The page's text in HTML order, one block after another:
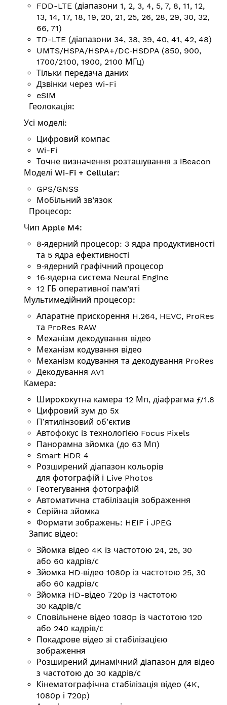
FDD-LTE (діапазони 1, 2, 3, 4, 5, 7, 8, 11, 12,
13, 14, 17, 18, 19, 20, 21, 25, 26, 28, 29, 30, 32,
66, 71)
TD-LTE (діапазони 34, 38, 39, 40, 41, 42, 48)
UMTS/HSPA/HSPA+/DC‑HSDPA (850, 900,
1700/2100, 1900, 2100 МГц)
Тільки передача даних
Дзвінки через Wi-Fi
eSIM
Геолокація:
Усі моделі:
Цифровий компас
Wi-Fi
Точне визначення розта­шу­вання з iBeacon
Моделі Wi-Fi + Cellular:
GPS/GNSS
Мобільний зв’язок
Процесор:
Чип Apple M4:
8‑ядерний процесор: 3 ядра продуктивності
та 5 ядра ефективності
9‑ядерний графічний процесор
16‑ядерна система Neural Engine
12 ГБ оперативної пам’яті
Мульти­медій­ний процесор:
Апаратне прискорення H.264, HEVC, ProRes
та ProRes RAW
Механізм декодування відео
Механізм кодування відео
Механізм кодування та декодування ProRes
Декодування AV1
Камера:
Ширококутна камера 12 Мп, діафрагма ƒ/1.8
Цифровий зум до 5х
П’ятилінзовий об’єктив
Автофокус із технологією Focus Pixels
Панорамна зйомка (до 63 Мп)
Smart HDR 4
Розширений діапазон кольорів
для фотографій і Live Photos
Геотегування фотографій
Автоматична стабілізація зображення
Серійна зйомка
Формати зображень: HEIF і JPEG
Запис відео:
Зйомка відео 4K із частотою 24, 25, 30
або 60 кадрів/с
Зйомка HD‑відео 1080p із частотою 25, 30
або 60 кадрів/с
Зйомка HD-відео 720p із частотою
30 кадрів/с
Сповільнене відео 1080p із частотою 120
або 240 кадрів/с
Покадрове відео зі стабілізацією
зображення
Розширений динамічний діапазон для відео
з частотою до 30 кадрів/с
Кінемато­графічна стабілізація відео (4K,
1080p і 720p)